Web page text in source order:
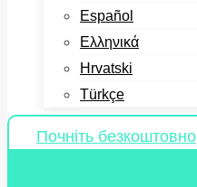
Español
Ελληνικά
Hrvatski
Türkçe
Почніть безкоштовно